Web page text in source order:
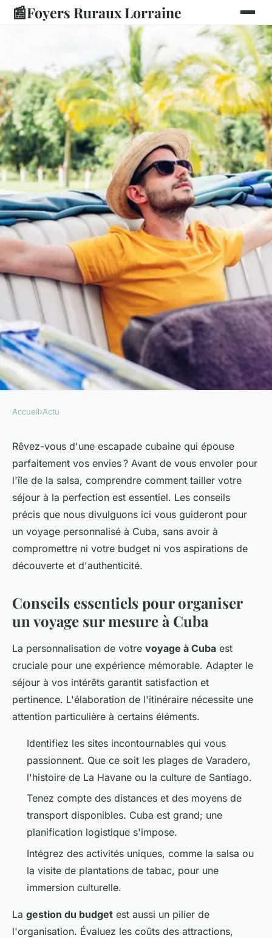
📰Foyers Ruraux Lorraine
Voyage sur mesure à cuba :
conseils pour une meilleure
organisation
Marie•24 mars 2024•3 min de lecture
Accueil›Actu
Rêvez-vous d'une escapade cubaine qui épouse
parfaitement vos envies ? Avant de vous envoler pour
l'île de la salsa, comprendre comment tailler votre
séjour à la perfection est essentiel. Les conseils
précis que nous divulguons ici vous guideront pour
un voyage personnalisé à Cuba, sans avoir à
compromettre ni votre budget ni vos aspirations de
découverte et d'authenticité.
Conseils essentiels pour organiser
un voyage sur mesure à Cuba
La personnalisation de votre voyage à Cuba est
cruciale pour une expérience mémorable. Adapter le
séjour à vos intérêts garantit satisfaction et
pertinence. L'élaboration de l'itinéraire nécessite une
attention particulière à certains éléments.
Identifiez les sites incontournables qui vous
passionnent. Que ce soit les plages de Varadero,
l'histoire de La Havane ou la culture de Santiago.
Tenez compte des distances et des moyens de
transport disponibles. Cuba est grand; une
planification logistique s'impose.
Intégrez des activités uniques, comme la salsa ou
la visite de plantations de tabac, pour une
immersion culturelle.
La gestion du budget est aussi un pilier de
l'organisation. Évaluez les coûts des attractions,